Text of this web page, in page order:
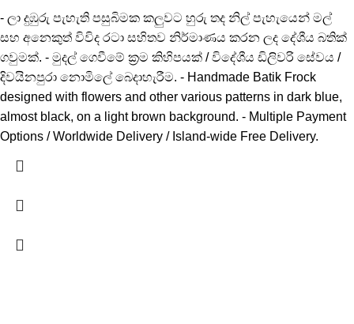
- ලා දුඹුරු පැහැති පසුබිමක කලුවට හුරු තද නිල් පැහැයෙන් මල්
සහ අනෙකුත් විවිද රටා සහිතව නිර්මාණය කරන ලද දේශීය බතික්
ගවුමක්. - මුදල් ගෙවීමේ ක්‍රම කිහිපයක් / විදේශීය ඩිලිවරි සේවය /
දිවයිනපුරා නොමිලේ බෙදාහැරීම. - Handmade Batik Frock
designed with flowers and other various patterns in dark blue,
almost black, on a light brown background. - Multiple Payment
Options / Worldwide Delivery / Island-wide Free Delivery.